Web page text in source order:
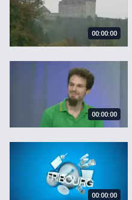
00:00:00
Les Nouvelles FR du 26.05.11
00:00:00
00:00:00